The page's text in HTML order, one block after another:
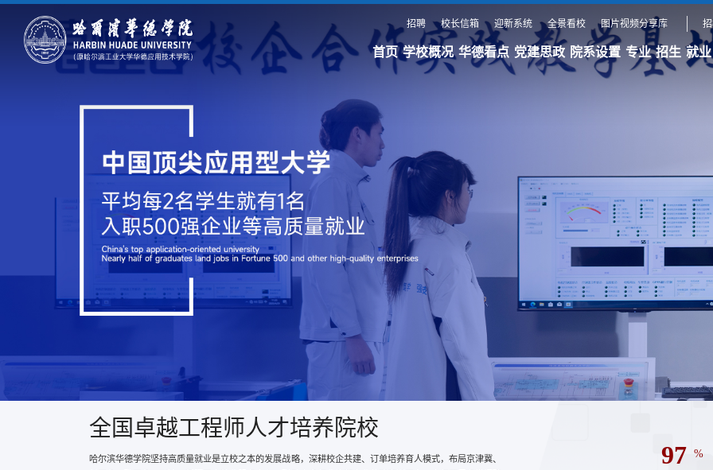
招聘 校长信箱 迎新系统 全景看校 图片视频分享库
首页 学校概况 华德看点 党建思政 院系设置 专业 招生 就业
全国卓越工程师人才培养院校
哈尔滨华德学院坚持高质量就业是立校之本的发展战略，深耕校企共建、订单培养育人模式，布局京津冀、
97 %